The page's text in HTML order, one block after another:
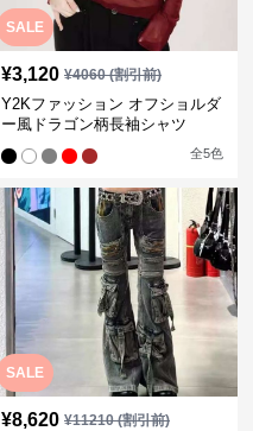
SALE
¥3,120 ¥4060(割引前)
Y2Kファッション オフショルダ
ー風ドラゴン柄長袖シャツ
全5色
SALE
¥8,620 ¥11210(割引前)